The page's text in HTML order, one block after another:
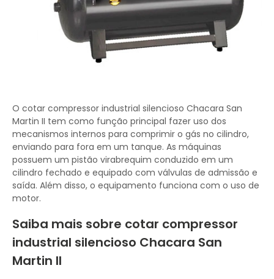
O cotar compressor industrial silencioso Chacara San
Martin II tem como função principal fazer uso dos
mecanismos internos para comprimir o gás no cilindro,
enviando para fora em um tanque. As máquinas
possuem um pistão virabrequim conduzido em um
cilindro fechado e equipado com válvulas de admissão e
saída. Além disso, o equipamento funciona com o uso de
motor.
Saiba mais sobre cotar compressor
industrial silencioso Chacara San
Martin II